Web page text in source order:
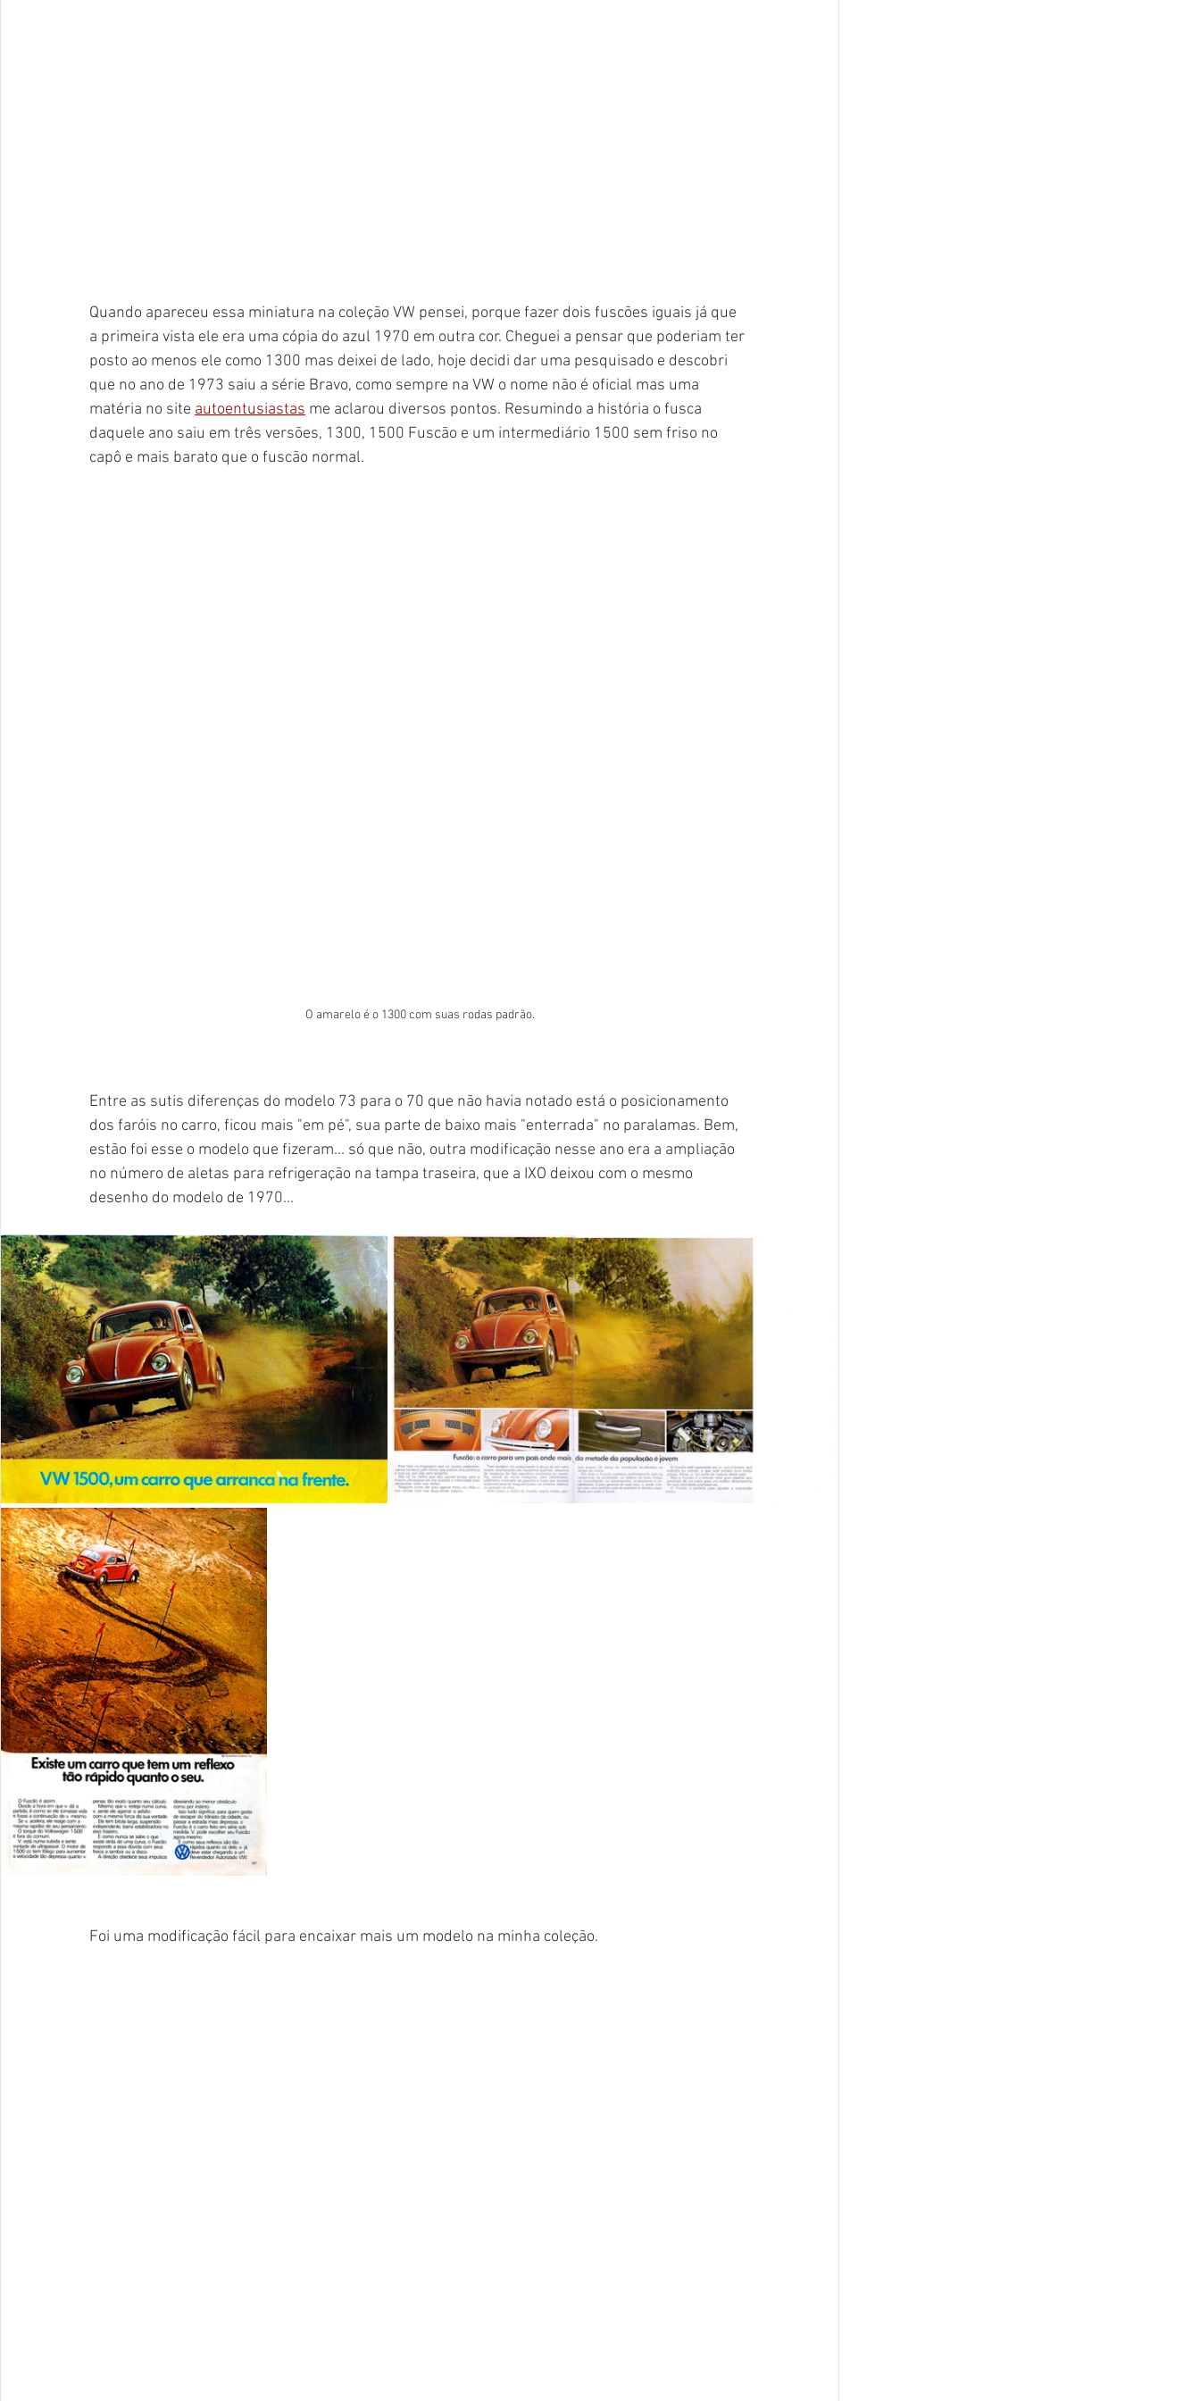
Quando apareceu essa miniatura na coleção VW pensei, porque fazer dois fuscões iguais já que
a primeira vista ele era uma cópia do azul 1970 em outra cor. Cheguei a pensar que poderiam ter
posto ao menos ele como 1300 mas deixei de lado, hoje decidi dar uma pesquisado e descobri
que no ano de 1973 saiu a série Bravo, como sempre na VW o nome não é oficial mas uma
matéria no site autoentusiastas me aclarou diversos pontos. Resumindo a história o fusca
daquele ano saiu em três versões, 1300, 1500 Fuscão e um intermediário 1500 sem friso no
capô e mais barato que o fuscão normal.
O amarelo é o 1300 com suas rodas padrão.
Entre as sutis diferenças do modelo 73 para o 70 que não havia notado está o posicionamento
dos faróis no carro, ficou mais "em pé", sua parte de baixo mais "enterrada" no paralamas. Bem,
estão foi esse o modelo que fizeram... só que não, outra modificação nesse ano era a ampliação
no número de aletas para refrigeração na tampa traseira, que a IXO deixou com o mesmo
desenho do modelo de 1970...
Foi uma modificação fácil para encaixar mais um modelo na minha coleção.